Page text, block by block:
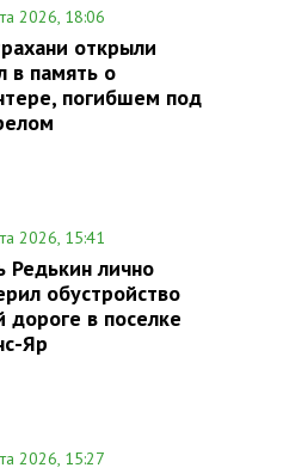
2026, 18:06
открыли
в память о
погибшем под
2026, 15:41
Редькин лично
обустройство
дороге в поселке
Яр
2026, 15:27